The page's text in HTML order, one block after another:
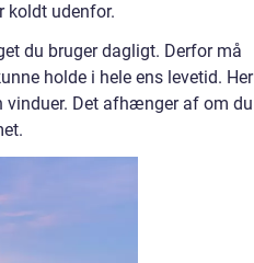
koldt udenfor.
du bruger dagligt. Derfor må
holde i hele ens levetid. Her
vinduer. Det afhænger af om du